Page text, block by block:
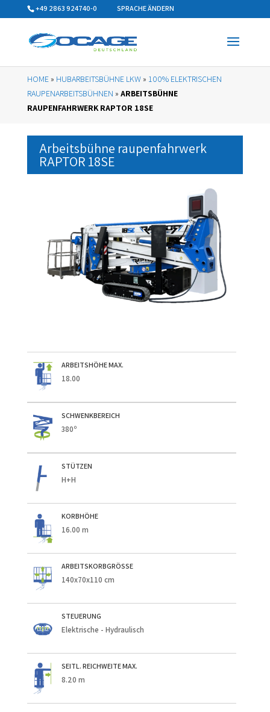
+49 2863 924740-0 SPRACHE ÄNDERN
HOME» HUBARBEITSBÜHNE LKW» 100% ELEKTRISCHEN
RAUPENARBEITSBÜHNEN » ARBEITSBÜHNE
RAUPENFAHRWERK RAPTOR 18SE
Arbeitsbühne raupenfahrwerk
RAPTOR 18SE
ARBEITSHÖHE MAX.
18.00
SCHWENKBEREICH
380º
STÜTZEN
H+H
KORBHÖHE
16.00 m
ARBEITSKORBGRÖSSE
140x70x110 cm
STEUERUNG
Elektrische - Hydraulisch
SEITL. REICHWEITE MAX.
8.20 m